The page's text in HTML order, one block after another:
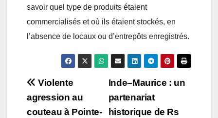
savoir quel type de produits étaient
commercialisés et où ils étaient stockés, en
l’absence de locaux ou d’entrepôts enregistrés.
Post
navigation
Inde–Maurice : un
partenariat
historique de Rs
Violente
agression au
couteau à Pointe-